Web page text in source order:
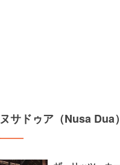
ヌサドゥア（Nusa Dua